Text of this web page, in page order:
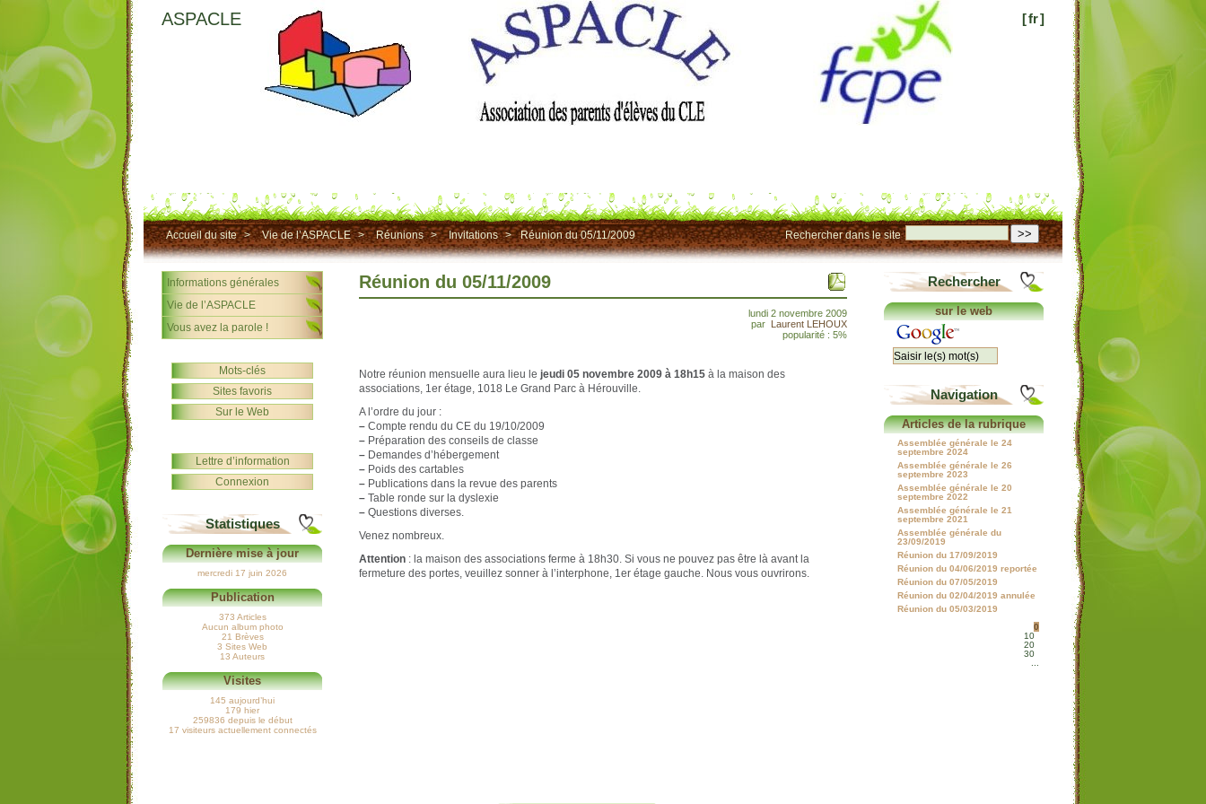
[fr]
ASPACLE
>>
Rechercher dans le site
Accueil du site > Vie de l’ASPACLE > Réunions > Invitations > Réunion du 05/11/2009
Réunion du 05/11/2009
lundi 2 novembre 2009
par Laurent LEHOUX
popularité : 5%
Notre réunion mensuelle aura lieu le jeudi 05 novembre 2009 à 18h15 à la maison des
associations, 1er étage, 1018 Le Grand Parc à Hérouville.
A l’ordre du jour :
– Compte rendu du CE du 19/10/2009
– Préparation des conseils de classe
– Demandes d’hébergement
– Poids des cartables
– Publications dans la revue des parents
– Table ronde sur la dyslexie
– Questions diverses.
Venez nombreux.
Attention : la maison des associations ferme à 18h30. Si vous ne pouvez pas être là avant la
fermeture des portes, veuillez sonner à l’interphone, 1er étage gauche. Nous vous ouvrirons.
Informations générales
Vie de l’ASPACLE
Vous avez la parole !
Mots-clés
Sites favoris
Sur le Web
Lettre d’information
Connexion
Statistiques
Dernière mise à jour
mercredi 17 juin 2026
Publication
373 Articles
Aucun album photo
21 Brèves
3 Sites Web
13 Auteurs
Visites
145 aujourd’hui
179 hier
259836 depuis le début
17 visiteurs actuellement connectés
Rechercher
sur le web
Navigation
Articles de la rubrique
Assemblée générale le 24
septembre 2024
Assemblée générale le 26
septembre 2023
Assemblée générale le 20
septembre 2022
Assemblée générale le 21
septembre 2021
Assemblée générale du
23/09/2019
Réunion du 17/09/2019
Réunion du 04/06/2019 reportée
Réunion du 07/05/2019
Réunion du 02/04/2019 annulée
Réunion du 05/03/2019
0
10
20
30